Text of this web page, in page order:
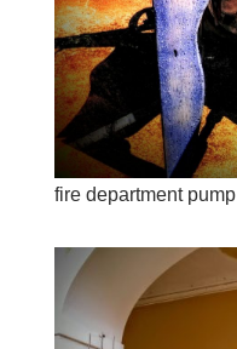
fire department pump